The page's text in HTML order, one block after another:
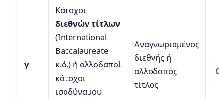
γ
Κάτοχοι
διεθνών τίτλων
(International
Baccalaureate
κ.ά.) ή αλλοδαποί
κάτοχοι
ισοδύναμου
Αναγνωρισμένος
διεθνής ή
αλλοδαπός
τίτλος